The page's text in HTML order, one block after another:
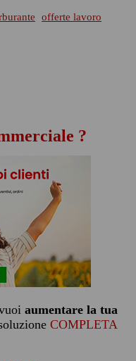
offerte lavoro
?
aumentare la tua
COMPLETA